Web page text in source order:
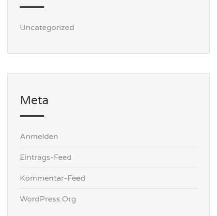
Uncategorized
Meta
Anmelden
Eintrags-Feed
Kommentar-Feed
WordPress.org